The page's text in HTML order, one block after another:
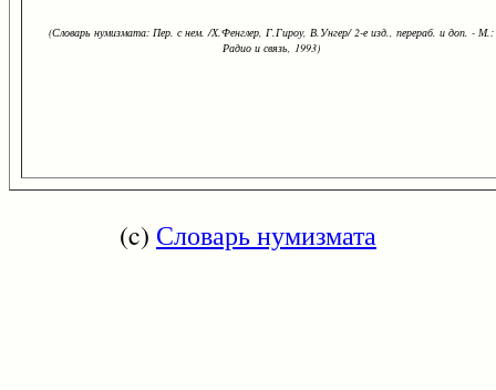
(Словарь нумизмата: Пер. с нем. /Х.Фенглер, Г.Гироу, В.Унгер/ 2-е изд., перераб. и доп. - М.:
Радио и связь, 1993)
(c) Словарь нумизмата